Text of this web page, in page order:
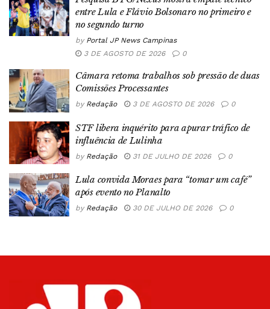
entre Lula e Flávio Bolsonaro no primeiro e
no segundo turno
by Portal JP News Campinas
3 DE AGOSTO DE 2026
0
Câmara retoma trabalhos sob pressão de duas
Comissões Processantes
by Redação 3 DE AGOSTO DE 2026 0
STF libera inquérito para apurar tráfico de
influência de Lulinha
by Redação 31 DE JULHO DE 2026 0
Lula convida Moraes para “tomar um café”
após evento no Planalto
by Redação 30 DE JULHO DE 2026 0